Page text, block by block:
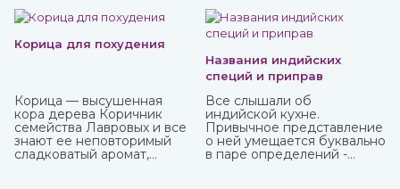
одним из самых важных, обладает охлаждающими,
успокаивающими, освежающими свойствами. Купить
кокосовое масло от известных марок вы можете в
интернет-магазине ИндоКитай.
Корица для похудения
Корица — высушенная
кора дерева Коричник
семейства Лавровых и все
знают ее неповторимый
сладковатый аромат,
Названия индийских
специй и приправ
Все слышали об
индийской кухне.
Привычное представление
о ней умещается буквально
в паре определений -